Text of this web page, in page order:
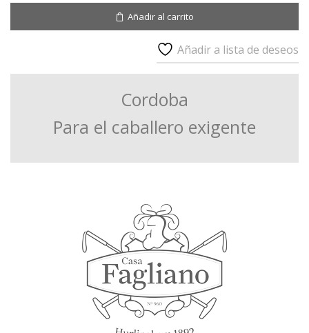
Añadir al carrito
Añadir a lista de deseos
Cordoba
Para el caballero exigente